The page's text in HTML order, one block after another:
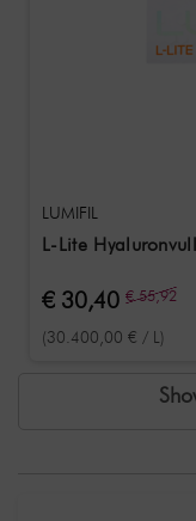
LUMIFIL
L-Lite
€ 30,40 € 55,92
(30.400,00 € / L)